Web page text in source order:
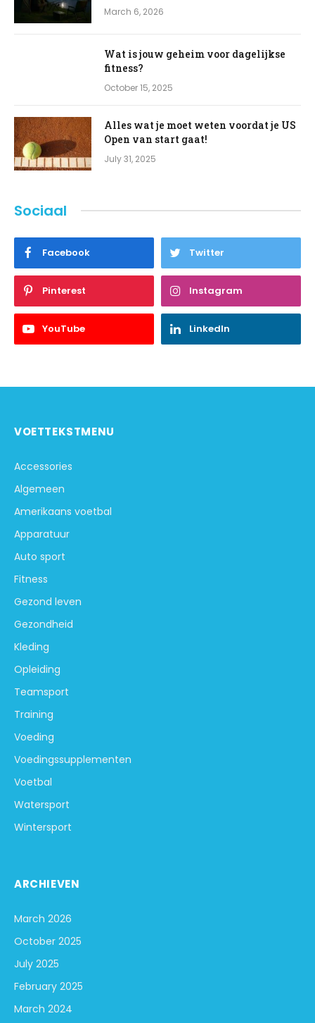
March 6, 2026
Wat is jouw geheim voor dagelijkse
fitness?
October 15, 2025
Alles wat je moet weten voordat je US
Open van start gaat!
July 31, 2025
Sociaal
Facebook Twitter
Pinterest Instagram
YouTube LinkedIn
VOETTEKSTMENU
Accessories
Algemeen
Amerikaans voetbal
Apparatuur
Auto sport
Fitness
Gezond leven
Gezondheid
Kleding
Opleiding
Teamsport
Training
Voeding
Voedingssupplementen
Voetbal
Watersport
Wintersport
ARCHIEVEN
March 2026
October 2025
July 2025
February 2025
March 2024